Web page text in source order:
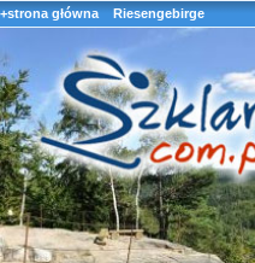
+strona główna Riesengebirge